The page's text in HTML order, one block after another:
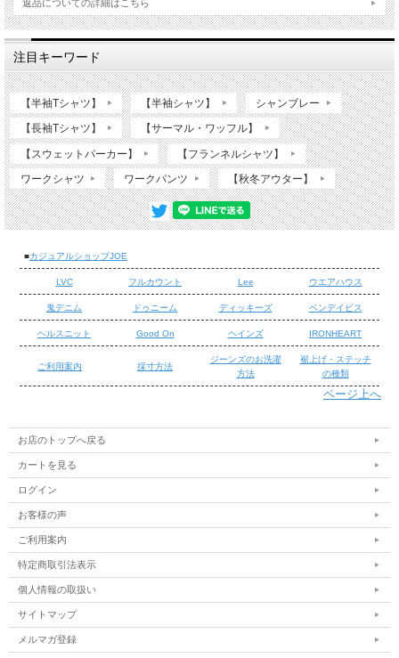
BANANA SURF CREW TEE
TESのTシャツです。度目を詰めながらも柔らかさを出した洗い晒し
の様な風合いが特徴のアメリカンコットンを忠実に日本生産にて再現
したオリジナルヘビーウェイト天竺を採用。ワンポイントのバナナサ
ーフが好評です。
商品名
・TES Tシャツ BANANA SURF CREW TEE
商品番号 ・FH-1574376
カラー
・07：WHITE ・17：GRAY PINK ・35：BEIGE ・64：
SAX
サイズ
・MEDIUM ・LARGE ・X-LARGE
仕様
・ブランドタグ
■表示サイズ
MEDIUM
LARGE
返品についての詳細はこちら
注目キーワード
【半袖Tシャツ】 【半袖シャツ】 シャンブレー
【長袖Tシャツ】 【サーマル・ワッフル】
【スウェットパーカー】 【フランネルシャツ】
ワークシャツ ワークパンツ 【秋冬アウター】
■カジュアルショップJOE
LVC フルカウント Lee ウエアハウス
鬼デニム ドゥニーム ディッキーズ ベンデイビス
ヘルスニット Good On ヘインズ IRONHEART
ご利用案内 採寸方法
ジーンズのお洗濯
方法
裾上げ・ステッチ
の種類
ページ上へ
/お店のトップへ戻る
カートを見る
ログイン
お客様の声
ご利用案内
特定商取引法表示
個人情報の取扱い
サイトマップ
メルマガ登録